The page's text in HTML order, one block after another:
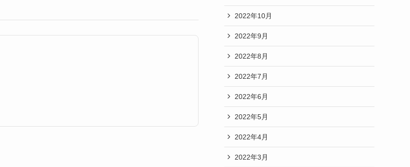
2022年10月
2022年9月
2022年8月
2022年7月
2022年6月
2022年5月
2022年4月
2022年3月